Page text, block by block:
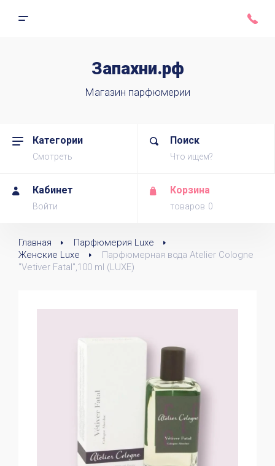
Запахни.рф
Магазин парфюмерии
Категории
Смотреть
Поиск
Что ищем?
Кабинет
Войти
Корзина
товаров
Главная
Парфюмерия Luxe
Женские Luxe
Парфюмерная вода Atelier Cologne
"Vetiver Fatal",100 ml (LUXE)